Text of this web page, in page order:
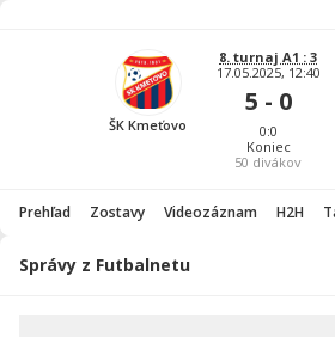
ŠK Kmeťovo
8. turnaj A1 : 3
17.05.2025, 12:40
5 - 0
0:0
Koniec
50 divákov
Prehľad Zostavy Videozáznam H2H
Správy z Futbalnetu